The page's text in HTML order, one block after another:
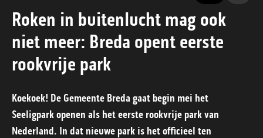
Roken in buitenlucht mag ook
niet meer: Breda opent eerste
rookvrije park
Koekoek! De Gemeente Breda gaat begin mei het
Seeligpark openen als het eerste rookvrije park van
Nederland. In dat nieuwe park is het officieel ten